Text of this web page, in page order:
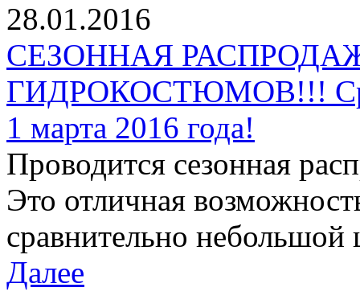
28.01.2016
СЕЗОННАЯ
ГИДРОКОСТЮМОВ!!!
1 марта 2016 года!
Проводится сезонная
Это отличная
сравнительно
Далее